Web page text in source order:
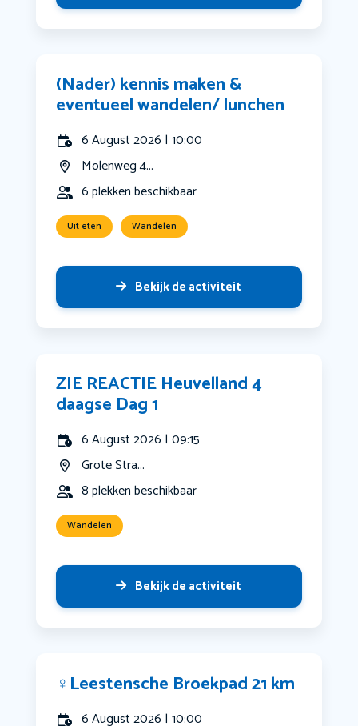
(Nader) kennis maken &
eventueel wandelen/ lunchen
6 August 2026 | 10:00
Molenweg 4...
6 plekken beschikbaar
Uit eten Wandelen
Bekijk de activiteit
ZIE REACTIE Heuvelland 4
daagse Dag 1
6 August 2026 | 09:15
Grote Stra...
8 plekken beschikbaar
Wandelen
Bekijk de activiteit
‍♀️Leestensche Broekpad 21 km
6 August 2026 | 10:00